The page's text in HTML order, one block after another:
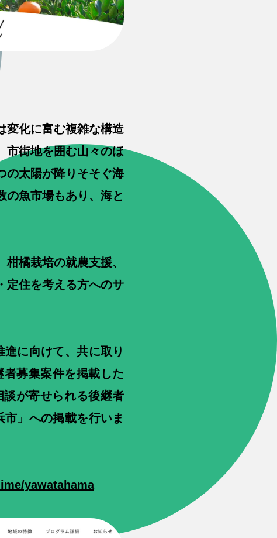
変化に富む複雑な構造
市街地を囲む山々のほ
の太陽が降りそそぐ海
の魚市場もあり、海と
橘栽培の就農支援、
定住を考える方へのサ
に向けて、共に取り
募集案件を掲載した
が寄せられる後継者
」への掲載を行いま
yawatahama